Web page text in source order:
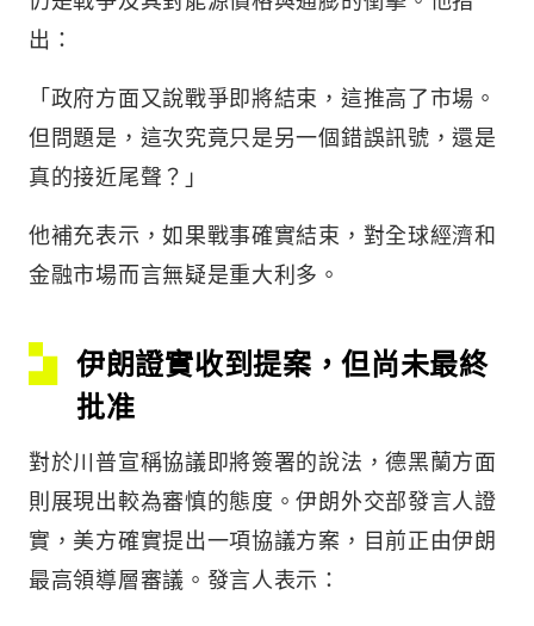
出：
「政府方面又說戰爭即將結束，這推高了市場。
但問題是，這次究竟只是另一個錯誤訊號，還是
真的接近尾聲？」
他補充表示，如果戰事確實結束，對全球經濟和
金融市場而言無疑是重大利多。
伊朗證實收到提案，但尚未最終
批准
對於川普宣稱協議即將簽署的說法，德黑蘭方面
則展現出較為審慎的態度。伊朗外交部發言人證
實，美方確實提出一項協議方案，目前正由伊朗
最高領導層審議。發言人表示：